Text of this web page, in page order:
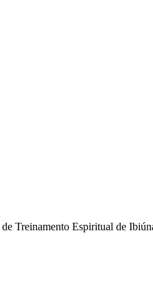
Treinamento Espiritual de